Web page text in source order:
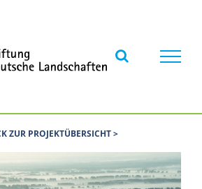
ZUR PROJEKTÜBERSICHT >